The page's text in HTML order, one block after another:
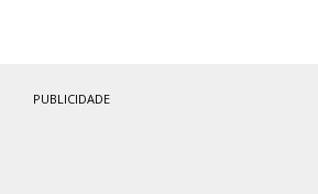
PUBLICIDADE